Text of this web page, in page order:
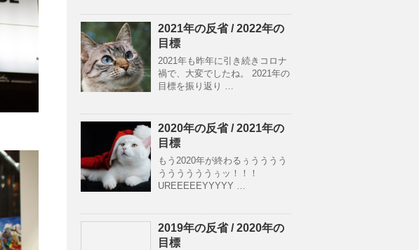
2021年の反省 / 2022年の
目標
2021年も昨年に引き続きコロナ
禍で、大変でしたね。 2021年の
目標を振り返り …
2020年の反省 / 2021年の
目標
もう2020年が終わるぅうううう
ううううううぅッ！！！
UREEEEEYYYYY …
2019年の反省 / 2020年の
目標